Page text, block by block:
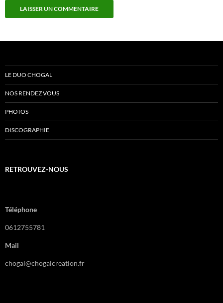
LE DUO CHOGAL
NOS RENDEZ VOUS
PHOTOS
DISCOGRAPHIE
RETROUVEZ-NOUS
Téléphone
0612755781
Mail
chogal@chogalcreation.fr